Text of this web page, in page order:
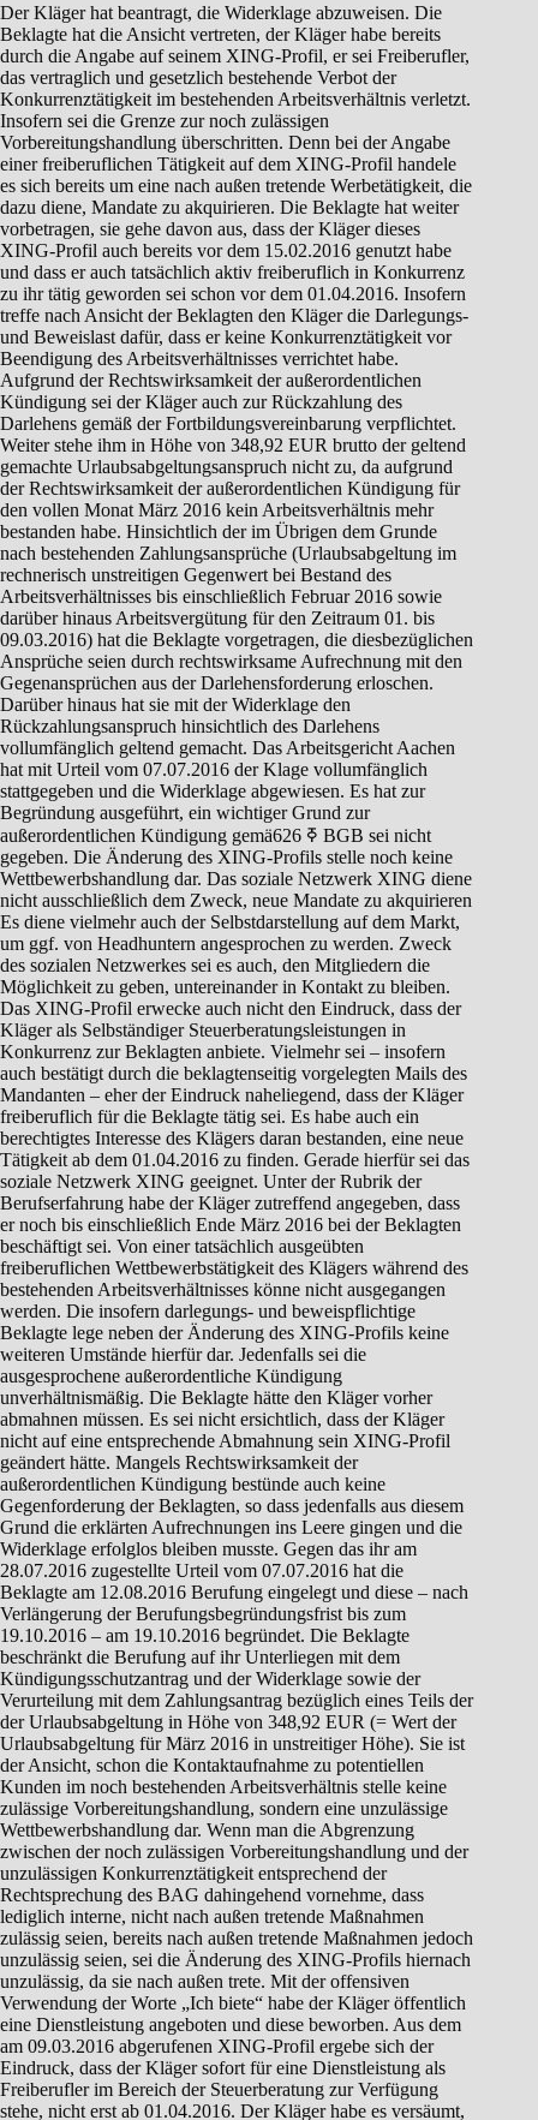
Der Kläger hat beantragt, die Widerklage abzuweisen. Die
Beklagte hat die Ansicht vertreten, der Kläger habe bereits
durch die Angabe auf seinem XING-Profil, er sei Freiberufler,
das vertraglich und gesetzlich bestehende Verbot der
Konkurrenztätigkeit im bestehenden Arbeitsverhältnis verletzt.
Insofern sei die Grenze zur noch zulässigen
Vorbereitungshandlung überschritten. Denn bei der Angabe
einer freiberuflichen Tätigkeit auf dem XING-Profil handele
es sich bereits um eine nach außen tretende Werbetätigkeit, die
dazu diene, Mandate zu akquirieren. Die Beklagte hat weiter
vorbetragen, sie gehe davon aus, dass der Kläger dieses
XING-Profil auch bereits vor dem 15.02.2016 genutzt habe
und dass er auch tatsächlich aktiv freiberuflich in Konkurrenz
zu ihr tätig geworden sei schon vor dem 01.04.2016. Insofern
treffe nach Ansicht der Beklagten den Kläger die Darlegungs-
und Beweislast dafür, dass er keine Konkurrenztätigkeit vor
Beendigung des Arbeitsverhältnisses verrichtet habe.
Aufgrund der Rechtswirksamkeit der außerordentlichen
Kündigung sei der Kläger auch zur Rückzahlung des
Darlehens gemäß der Fortbildungsvereinbarung verpflichtet.
Weiter stehe ihm in Höhe von 348,92 EUR brutto der geltend
gemachte Urlaubsabgeltungsanspruch nicht zu, da aufgrund
der Rechtswirksamkeit der außerordentlichen Kündigung für
den vollen Monat März 2016 kein Arbeitsverhältnis mehr
bestanden habe. Hinsichtlich der im Übrigen dem Grunde
nach bestehenden Zahlungsansprüche (Urlaubsabgeltung im
rechnerisch unstreitigen Gegenwert bei Bestand des
Arbeitsverhältnisses bis einschließlich Februar 2016 sowie
darüber hinaus Arbeitsvergütung für den Zeitraum 01. bis
09.03.2016) hat die Beklagte vorgetragen, die diesbezüglichen
Ansprüche seien durch rechtswirksame Aufrechnung mit den
Gegenansprüchen aus der Darlehensforderung erloschen.
Darüber hinaus hat sie mit der Widerklage den
Rückzahlungsanspruch hinsichtlich des Darlehens
vollumfänglich geltend gemacht. Das Arbeitsgericht Aachen
hat mit Urteil vom 07.07.2016 der Klage vollumfänglich
stattgegeben und die Widerklage abgewiesen. Es hat zur
Begründung ausgeführt, ein wichtiger Grund zur
außerordentlichen Kündigung gemäߧ 626 BGB sei nicht
gegeben. Die Änderung des XING-Profils stelle noch keine
Wettbewerbshandlung dar. Das soziale Netzwerk XING diene
nicht ausschließlich dem Zweck, neue Mandate zu akquirieren
Es diene vielmehr auch der Selbstdarstellung auf dem Markt,
um ggf. von Headhuntern angesprochen zu werden. Zweck
des sozialen Netzwerkes sei es auch, den Mitgliedern die
Möglichkeit zu geben, untereinander in Kontakt zu bleiben.
Das XING-Profil erwecke auch nicht den Eindruck, dass der
Kläger als Selbständiger Steuerberatungsleistungen in
Konkurrenz zur Beklagten anbiete. Vielmehr sei – insofern
auch bestätigt durch die beklagtenseitig vorgelegten Mails des
Mandanten – eher der Eindruck naheliegend, dass der Kläger
freiberuflich für die Beklagte tätig sei. Es habe auch ein
berechtigtes Interesse des Klägers daran bestanden, eine neue
Tätigkeit ab dem 01.04.2016 zu finden. Gerade hierfür sei das
soziale Netzwerk XING geeignet. Unter der Rubrik der
Berufserfahrung habe der Kläger zutreffend angegeben, dass
er noch bis einschließlich Ende März 2016 bei der Beklagten
beschäftigt sei. Von einer tatsächlich ausgeübten
freiberuflichen Wettbewerbstätigkeit des Klägers während des
bestehenden Arbeitsverhältnisses könne nicht ausgegangen
werden. Die insofern darlegungs- und beweispflichtige
Beklagte lege neben der Änderung des XING-Profils keine
weiteren Umstände hierfür dar. Jedenfalls sei die
ausgesprochene außerordentliche Kündigung
unverhältnismäßig. Die Beklagte hätte den Kläger vorher
abmahnen müssen. Es sei nicht ersichtlich, dass der Kläger
nicht auf eine entsprechende Abmahnung sein XING-Profil
geändert hätte. Mangels Rechtswirksamkeit der
außerordentlichen Kündigung bestünde auch keine
Gegenforderung der Beklagten, so dass jedenfalls aus diesem
Grund die erklärten Aufrechnungen ins Leere gingen und die
Widerklage erfolglos bleiben musste. Gegen das ihr am
28.07.2016 zugestellte Urteil vom 07.07.2016 hat die
Beklagte am 12.08.2016 Berufung eingelegt und diese – nach
Verlängerung der Berufungsbegründungsfrist bis zum
19.10.2016 – am 19.10.2016 begründet. Die Beklagte
beschränkt die Berufung auf ihr Unterliegen mit dem
Kündigungsschutzantrag und der Widerklage sowie der
Verurteilung mit dem Zahlungsantrag bezüglich eines Teils der
der Urlaubsabgeltung in Höhe von 348,92 EUR (= Wert der
Urlaubsabgeltung für März 2016 in unstreitiger Höhe). Sie ist
der Ansicht, schon die Kontaktaufnahme zu potentiellen
Kunden im noch bestehenden Arbeitsverhältnis stelle keine
zulässige Vorbereitungshandlung, sondern eine unzulässige
Wettbewerbshandlung dar. Wenn man die Abgrenzung
zwischen der noch zulässigen Vorbereitungshandlung und der
unzulässigen Konkurrenztätigkeit entsprechend der
Rechtsprechung des BAG dahingehend vornehme, dass
lediglich interne, nicht nach außen tretende Maßnahmen
zulässig seien, bereits nach außen tretende Maßnahmen jedoch
unzulässig seien, sei die Änderung des XING-Profils hiernach
unzulässig, da sie nach außen trete. Mit der offensiven
Verwendung der Worte „Ich biete“ habe der Kläger öffentlich
eine Dienstleistung angeboten und diese beworben. Aus dem
am 09.03.2016 abgerufenen XING-Profil ergebe sich der
Eindruck, dass der Kläger sofort für eine Dienstleistung als
Freiberufler im Bereich der Steuerberatung zur Verfügung
stehe, nicht erst ab 01.04.2016. Der Kläger habe es versäumt,